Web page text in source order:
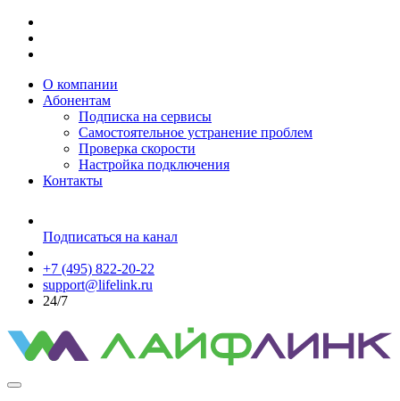
О компании
Абонентам
Подписка на сервисы
Самостоятельное устранение проблем
Проверка скорости
Настройка подключения
Контакты
Подписаться на канал
+7 (495) 822-20-22
support@lifelink.ru
24/7